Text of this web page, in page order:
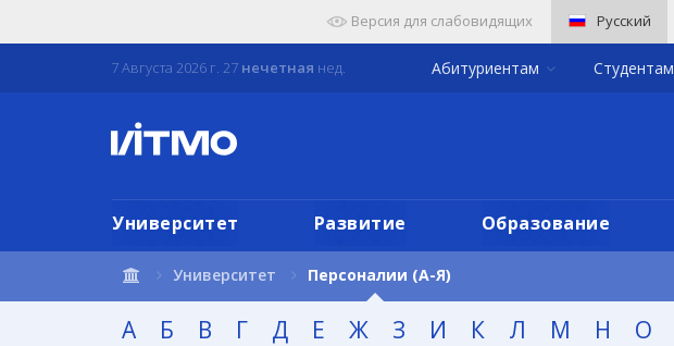
Версия для слабовидящих Русский
7 Августа 2026 г. 27 нечетная нед. Абитуриентам Студентам
Университет Развитие Образование
Университет Персоналии (А-Я)
А Б В Г Д Е Ж З И К Л М Н О